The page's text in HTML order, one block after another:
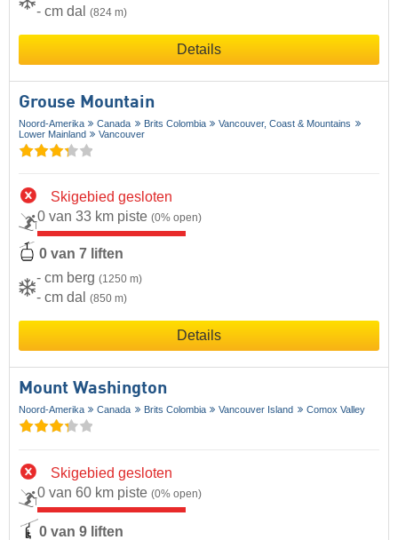
- cm dal (824 m)
Details
Grouse Mountain
Noord-Amerika Canada Brits Colombia
Vancouver, Coast & Mountains
Lower Mainland
Vancouver
Skigebied gesloten
0 van 33 km piste (0% open)
0 van 7 liften
- cm berg (1250 m)
- cm dal (850 m)
Details
Mount Washington
Noord-Amerika Canada Brits Colombia Vancouver Island Comox Valley
Skigebied gesloten
0 van 60 km piste (0% open)
0 van 9 liften